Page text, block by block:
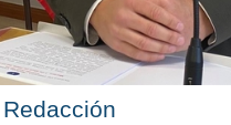
Redacción